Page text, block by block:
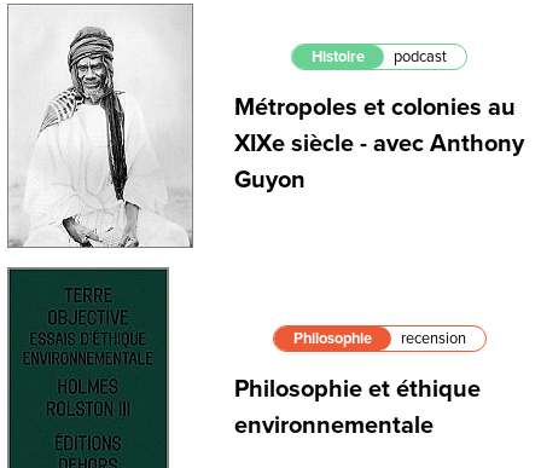
Histoire podcast
Métropoles et colonies au
XIXe siècle - avec Anthony
Guyon
Philosophie recension
Philosophie et éthique
environnementale